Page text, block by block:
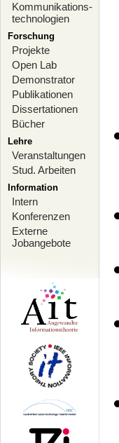
Kommunikations-
technologien
Forschung
Projekte
Open Lab
Demonstrator
Publikationen
Dissertationen
Bücher
Lehre
Veranstaltungen
Stud. Arbeiten
Information
Intern
Konferenzen
Externe
Jobangebote